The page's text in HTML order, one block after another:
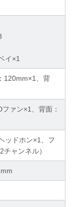
イ×1
120mm×1、背
ァン×1、背面：
ッドホン×1、フ
ャンネル）